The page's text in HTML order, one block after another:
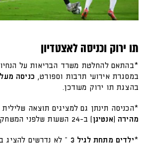
תו ירוק וכניסה לאצטדיון
*בהתאם להחלטת משרד הבריאות על
במסגרת אירועי תרבות וספורט, כניסה מעל
בהצגת תו ירוק מעודכן.
*הכניסה תינתן גם למציגים תוצאה שלילית
מהירה (אנטיגן) ב-24 השעות שלפני המשחק.
*ילדים מתחת לגיל 3
– לא נדרשים להציג